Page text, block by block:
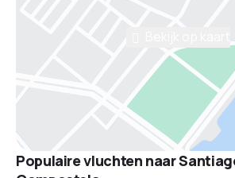
Populaire vluchten naar